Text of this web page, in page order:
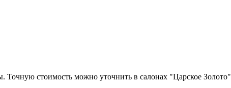
Точную стоимость можно уточнить в салонах "Царское Золото"